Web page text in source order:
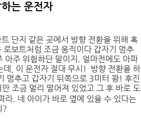
는 운전자
단지 같은 곳에서 방향 전환을 위해 혹
보트처럼 조금 움직이다 갑자기 멈추
아주 위험하단 말이지. 얼마전에도 아파
데, 이 운전자 절대 무시! 방향 전환을 하
멈추고 갑자기 뒤쪽으로 3미터 꽝! 후진
조금 멀리 떨어져 있었고 그 후 바로 도
라. 네 아이가 바로 옆에 있을 수 있다는
?